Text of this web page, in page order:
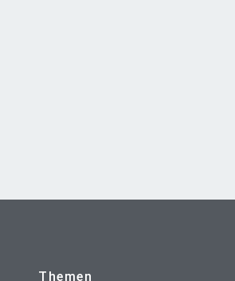
Themen